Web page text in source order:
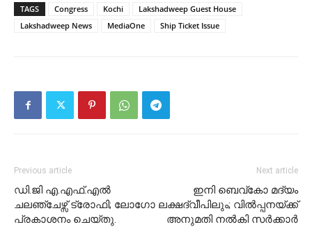
TAGS Congress Kochi
Lakshadweep Guest House
Lakshadweep News
MediaOne Ship Ticket Issue
Previous article
ഡി.ജി എ.എഫ്.എൽ
ചലഞ്ചേഴ്സ് ട്രോഫി; ലോഗോ
പ്രകാശനം ചെയ്തു.
Next article
ഇനി ബെവ്കോ മദ്യം
ലക്ഷദ്വീപിലും; വില്‍പ്പനയ്ക്ക്
അനുമതി നല്‍കി സര്‍ക്കാര്‍